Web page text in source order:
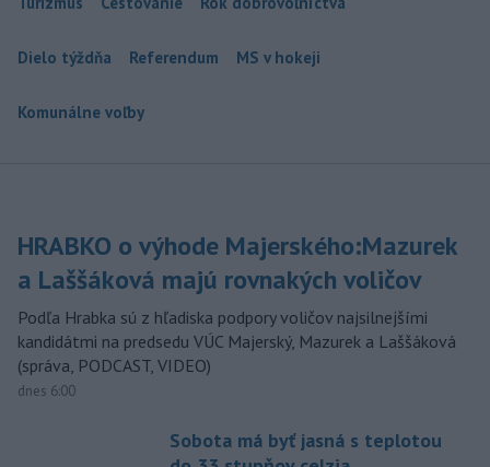
Dielo týždňa Referendum MS v hokeji
Komunálne voľby
HRABKO o výhode Majerského:Mazurek
a Laššáková majú rovnakých voličov
Podľa Hrabka sú z hľadiska podpory voličov najsilnejšími
kandidátmi na predsedu VÚC Majerský, Mazurek a Laššáková
(správa, PODCAST, VIDEO)
dnes 6:00
Sobota má byť jasná s teplotou